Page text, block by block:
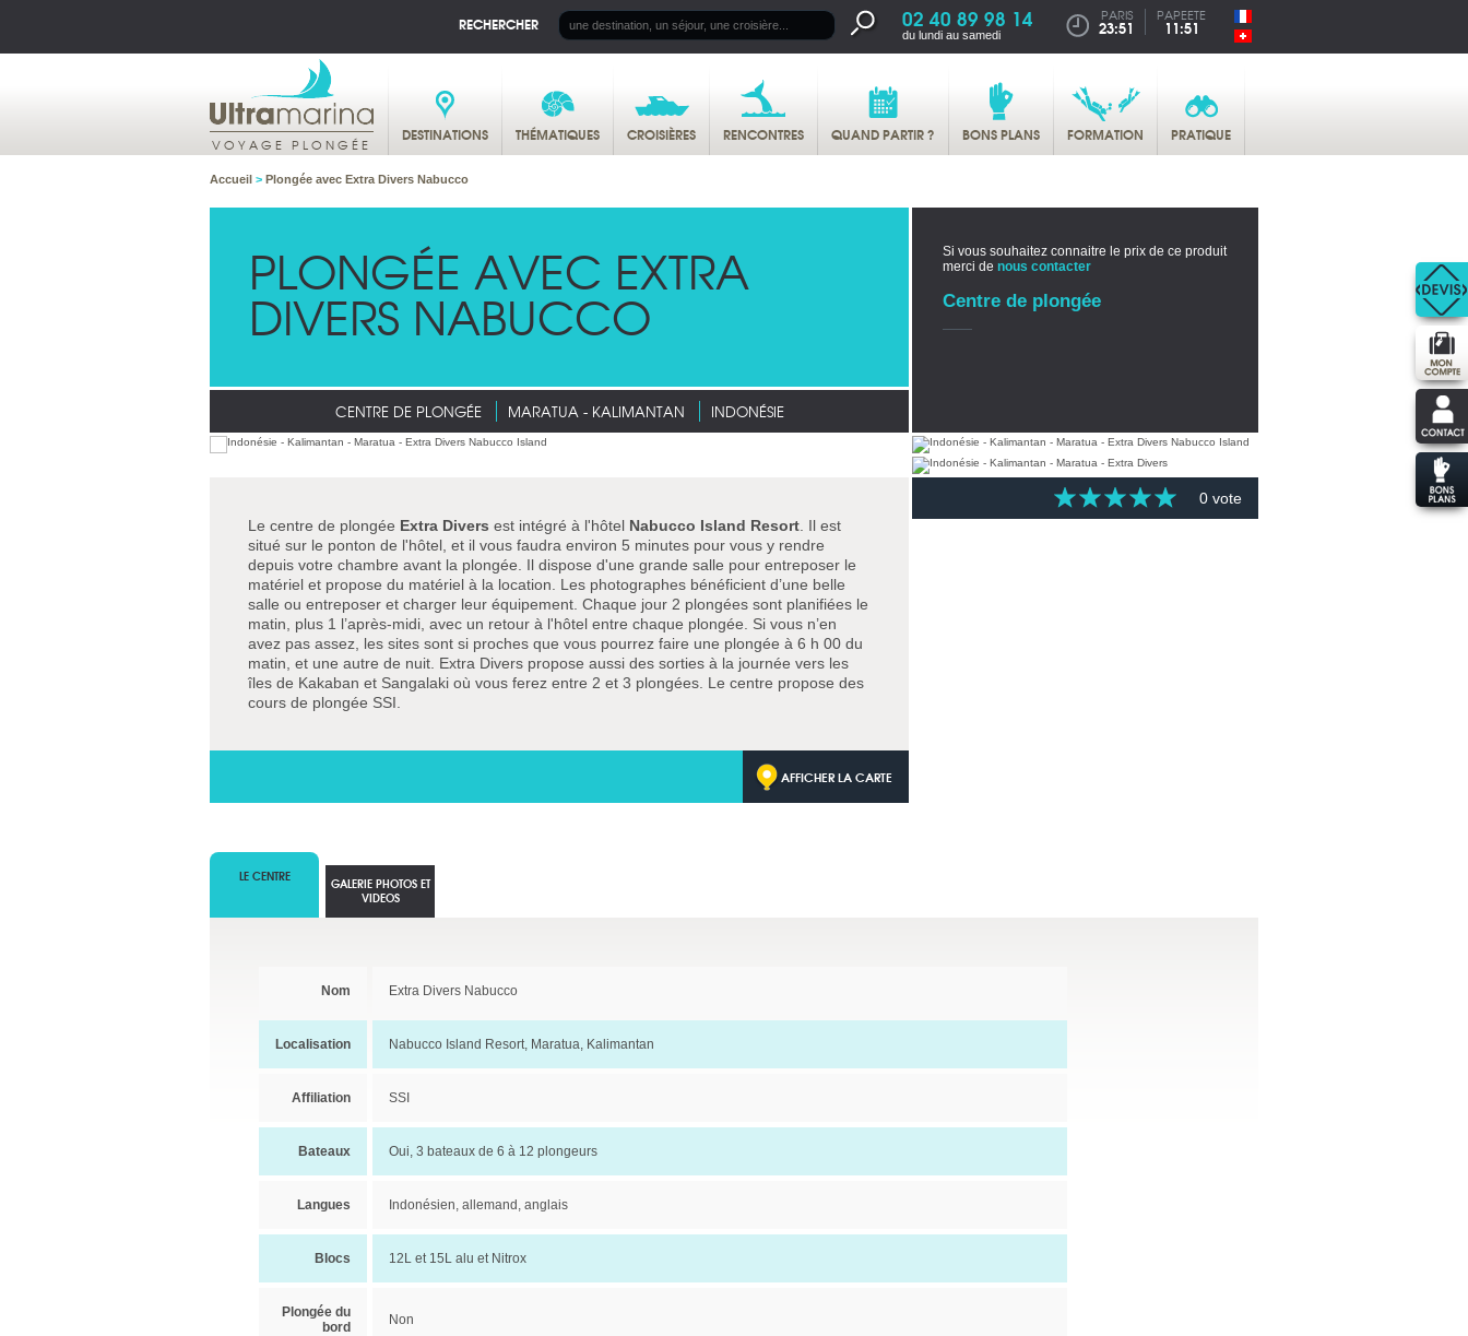
RECHERCHER 02 40 89 98 14
du lundi au samedi
PARIS
23:51
PAPEETE
11:51
VOYAGE PLONGÉE DESTINATIONS THÉMATIQUES CROISIÈRES RENCONTRES QUAND PARTIR ? BONS PLANS FORMATION PRATIQUE
Accueil > Plongée avec Extra Divers Nabucco
PLONGÉE AVEC EXTRA
DIVERS NABUCCO
CENTRE DE PLONGÉE MARATUA - KALIMANTAN INDONÉSIE
Si vous souhaitez connaitre le prix de ce produit
merci de nous contacter
Centre de plongée
Le centre de plongée Extra Divers est intégré à l'hôtel Nabucco Island Resort . Il est
situé sur le ponton de l'hôtel, et il vous faudra environ 5 minutes pour vous y rendre
depuis votre chambre avant la plongée. Il dispose d'une grande salle pour entreposer le
matériel et propose du matériel à la location. Les photographes bénéficient d’une belle
salle ou entreposer et charger leur équipement. Chaque jour 2 plongées sont planifiées le
matin, plus 1 l’après-midi, avec un retour à l'hôtel entre chaque plongée. Si vous n’en
avez pas assez, les sites sont si proches que vous pourrez faire une plongée à 6 h 00 du
matin, et une autre de nuit. Extra Divers propose aussi des sorties à la journée vers les
îles de Kakaban et Sangalaki où vous ferez entre 2 et 3 plongées. Le centre propose des
cours de plongée SSI.
AFFICHER LA CARTE
0 vote
LE CENTRE
Nom Extra Divers Nabucco
Localisation Nabucco Island Resort, Maratua, Kalimantan
Affiliation SSI
Bateaux Oui, 3 bateaux de 6 à 12 plongeurs
Langues Indonésien, allemand, anglais
Blocs 12L et 15L alu et Nitrox
Plongée du
bord
Non
GALERIE PHOTOS ET
VIDEOS